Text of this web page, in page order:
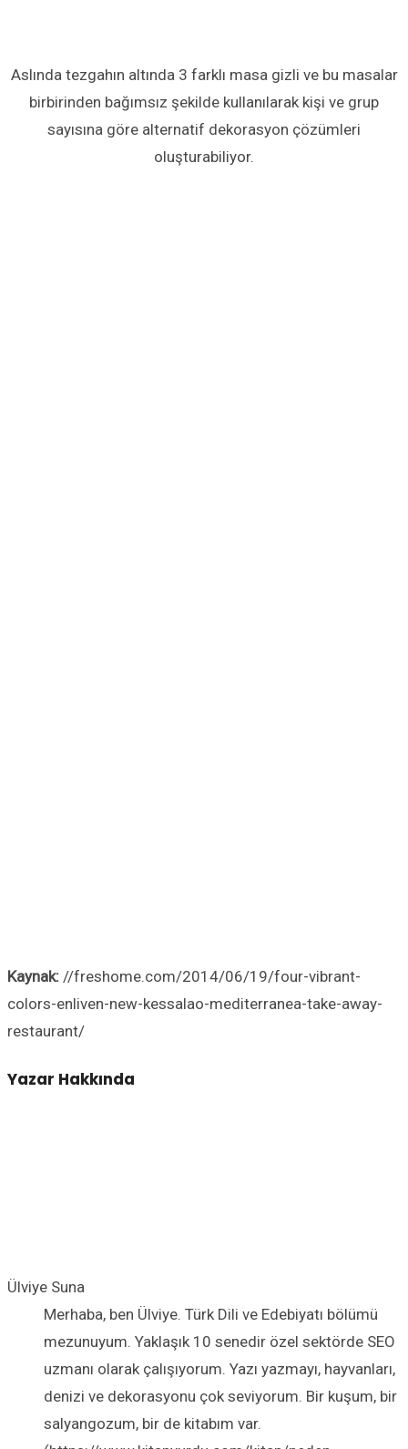
Aslında tezgahın altında 3 farklı masa gizli ve bu masalar
birbirinden bağımsız şekilde kullanılarak kişi ve grup
sayısına göre alternatif dekorasyon çözümleri
oluşturabiliyor.
Kaynak: //freshome.com/2014/06/19/four-vibrant-
colors-enliven-new-kessalao-mediterranea-take-away-
restaurant/
Yazar Hakkında
Ülviye Suna
Merhaba, ben Ülviye. Türk Dili ve Edebiyatı bölümü
mezunuyum. Yaklaşık 10 senedir özel sektörde SEO
uzmanı olarak çalışıyorum. Yazı yazmayı, hayvanları,
denizi ve dekorasyonu çok seviyorum. Bir kuşum, bir
salyangozum, bir de kitabım var.